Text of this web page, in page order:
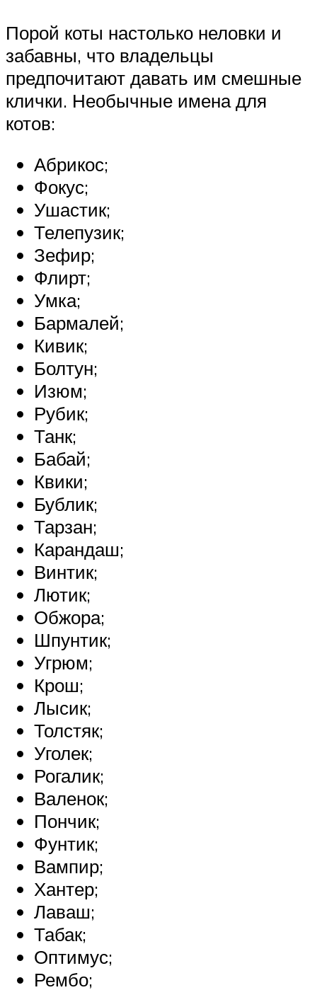
Порой коты настолько неловки и
забавны, что владельцы
предпочитают давать им смешные
клички. Необычные имена для
котов:
Абрикос;
Фокус;
Ушастик;
Телепузик;
Зефир;
Флирт;
Умка;
Бармалей;
Кивик;
Болтун;
Изюм;
Рубик;
Танк;
Бабай;
Квики;
Бублик;
Тарзан;
Карандаш;
Винтик;
Лютик;
Обжора;
Шпунтик;
Угрюм;
Крош;
Лысик;
Толстяк;
Уголек;
Рогалик;
Валенок;
Пончик;
Фунтик;
Вампир;
Хантер;
Лаваш;
Табак;
Оптимус;
Рембо;